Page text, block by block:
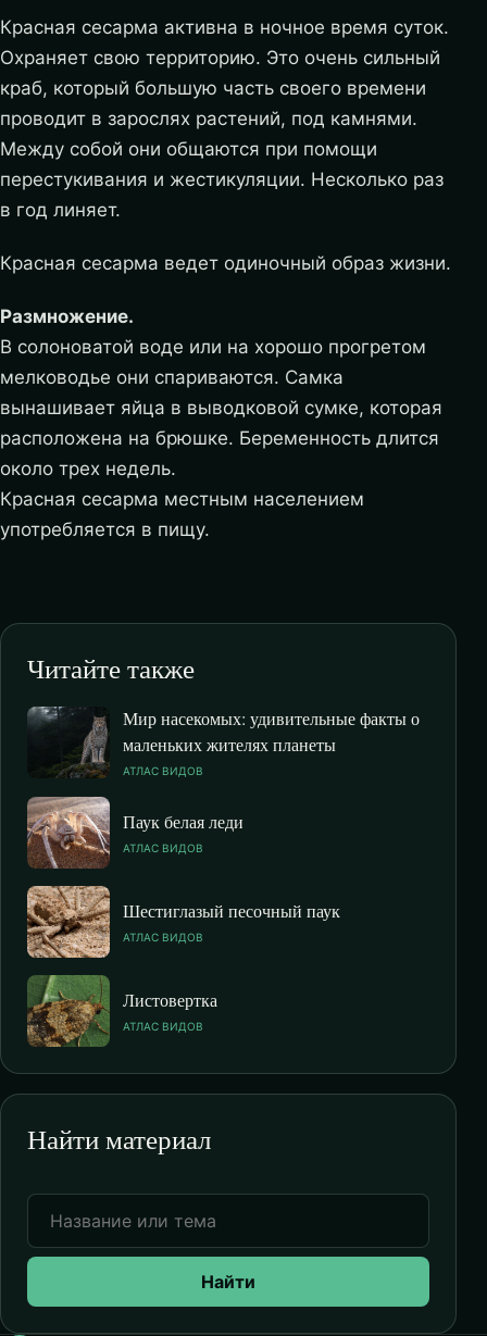
Красная сесарма активна в ночное время суток.
Охраняет свою территорию. Это очень сильный
краб, который большую часть своего времени
проводит в зарослях растений, под камнями.
Между собой они общаются при помощи
перестукивания и жестикуляции. Несколько раз
в год линяет.
Красная сесарма ведет одиночный образ жизни.
Размножение.
В солоноватой воде или на хорошо прогретом
мелководье они спариваются. Самка
вынашивает яйца в выводковой сумке, которая
расположена на брюшке. Беременность длится
около трех недель.
Красная сесарма местным населением
употребляется в пищу.
Читайте также
Мир насекомых: удивительные факты о
маленьких жителях планеты
АТЛАС ВИДОВ
Паук белая леди
АТЛАС ВИДОВ
Шестиглазый песочный паук
АТЛАС ВИДОВ
Листовертка
АТЛАС ВИДОВ
Найти материал
Найти